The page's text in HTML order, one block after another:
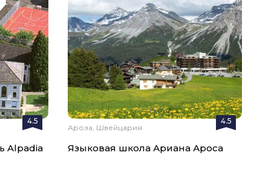
4.5
Alpadia
4.5
Ароза, Швейцария
Языковая школа Ариана Ароса